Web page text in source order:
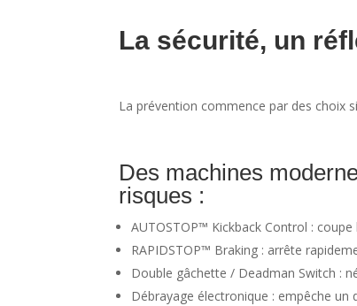
La sécurité, un
La prévention commence par des choix
Des machines
risques :
AUTOSTOP™ Kickback Control :
RAPIDSTOP™ Braking : arrête
Double gâchette / Deadman Switch :
Débrayage électronique : empêche un